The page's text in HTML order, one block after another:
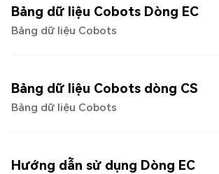
Bảng dữ liệu Cobots Dòng EC
Bảng dữ liệu Cobots
Bảng dữ liệu Cobots dòng CS
Bảng dữ liệu Cobots
Hướng dẫn sử dụng Dòng EC